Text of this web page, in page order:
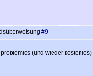
#9
(und wieder kostenlos)